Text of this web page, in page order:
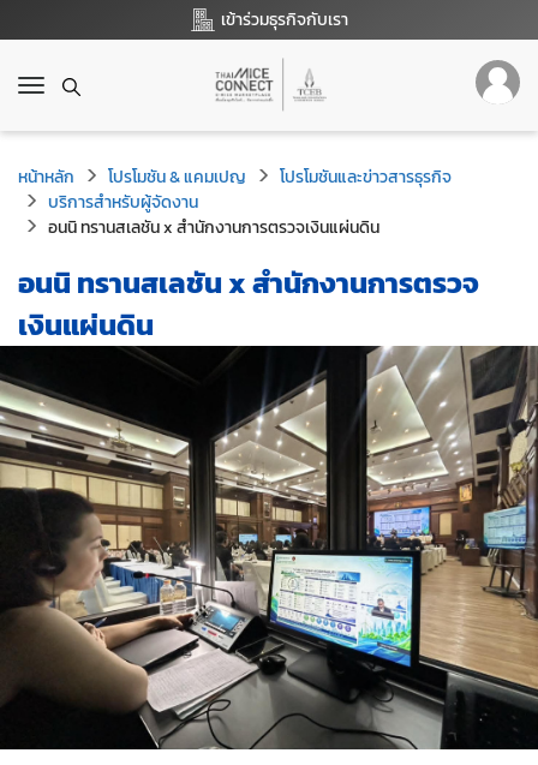
เข้าร่วมธุรกิจกับเรา
T
g
g
l
e
n
v
i
g
t
i
o
n
หน้าหลัก โปรโมชัน & แคมเปญ
โปรโมชันและข่าวสารธุรกิจ
บริการสำหรับผู้จัดงาน
อนนิ ทรานสเลชัน x สำนักงานการตรวจเงินแผ่นดิน
อนนิ ทรานสเลชัน x สำนักงานการตรวจ
เงินแผ่นดิน